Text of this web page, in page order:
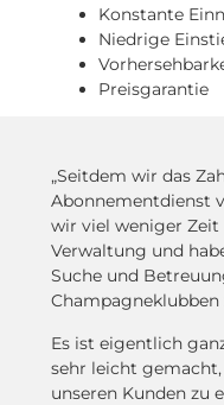
Konstante
Niedrige
Preisgarantie
„Seitdem wir das
Abonnementdienst
wir viel weniger
Verwaltung und
Suche und
Es ist eigentlich
sehr leicht
unseren Kunden zu